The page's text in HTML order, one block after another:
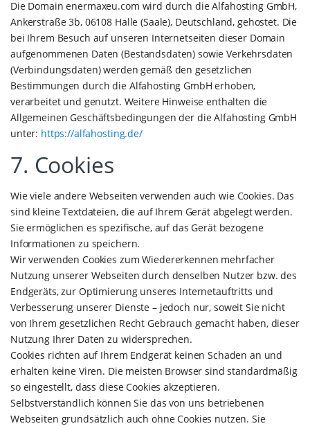
Die Domain enermaxeu.com wird durch die Alfahosting GmbH,
Ankerstraße 3b, 06108 Halle (Saale), Deutschland, gehostet. Die
bei Ihrem Besuch auf unseren Internetseiten dieser Domain
aufgenommenen Daten (Bestandsdaten) sowie Verkehrsdaten
(Verbindungsdaten) werden gemäß den gesetzlichen
Bestimmungen durch die Alfahosting GmbH erhoben,
verarbeitet und genutzt. Weitere Hinweise enthalten die
Allgemeinen Geschäftsbedingungen der die Alfahosting GmbH
unter: https://alfahosting.de/
7. Cookies
Wie viele andere Webseiten verwenden auch wie Cookies. Das
sind kleine Textdateien, die auf Ihrem Gerät abgelegt werden.
Sie ermöglichen es spezifische, auf das Gerät bezogene
Informationen zu speichern.
Wir verwenden Cookies zum Wiedererkennen mehrfacher
Nutzung unserer Webseiten durch denselben Nutzer bzw. des
Endgeräts, zur Optimierung unseres Internetauftritts und
Verbesserung unserer Dienste – jedoch nur, soweit Sie nicht
von Ihrem gesetzlichen Recht Gebrauch gemacht haben, dieser
Nutzung Ihrer Daten zu widersprechen.
Cookies richten auf Ihrem Endgerät keinen Schaden an und
erhalten keine Viren. Die meisten Browser sind standardmäßig
so eingestellt, dass diese Cookies akzeptieren.
Selbstverständlich können Sie das von uns betriebenen
Webseiten grundsätzlich auch ohne Cookies nutzen. Sie